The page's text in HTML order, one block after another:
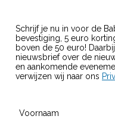
Schrijf je nu in voor de
bevestiging, 5 euro
boven de 50 euro!
nieuwsbrief over de
en aankomende
verwijzen wij naar ons
Voornaam